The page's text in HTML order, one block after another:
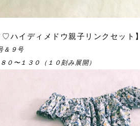
ハイディメドウ親子リンクセット】
＆９号
〜１３０（１０刻み展開）